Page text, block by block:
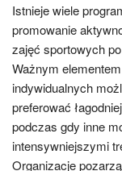
Istnieje wiele
promowanie
zajęć sportowych
Ważnym
indywidualnych
preferować
podczas gdy inne
intensywniejszymi
Organizacje